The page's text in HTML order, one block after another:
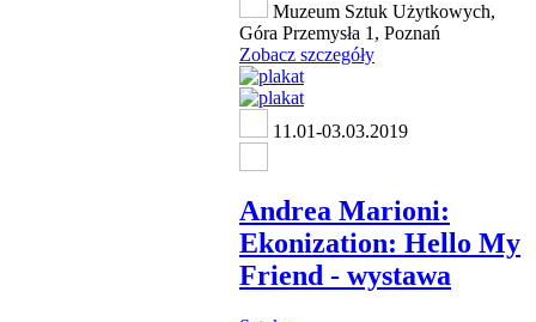
Muzeum Sztuk Użytkowych,
Góra Przemysła 1, Poznań
Zobacz szczegóły
11.01-03.03.2019
Andrea Marioni:
Ekonization: Hello My
Friend - wystawa